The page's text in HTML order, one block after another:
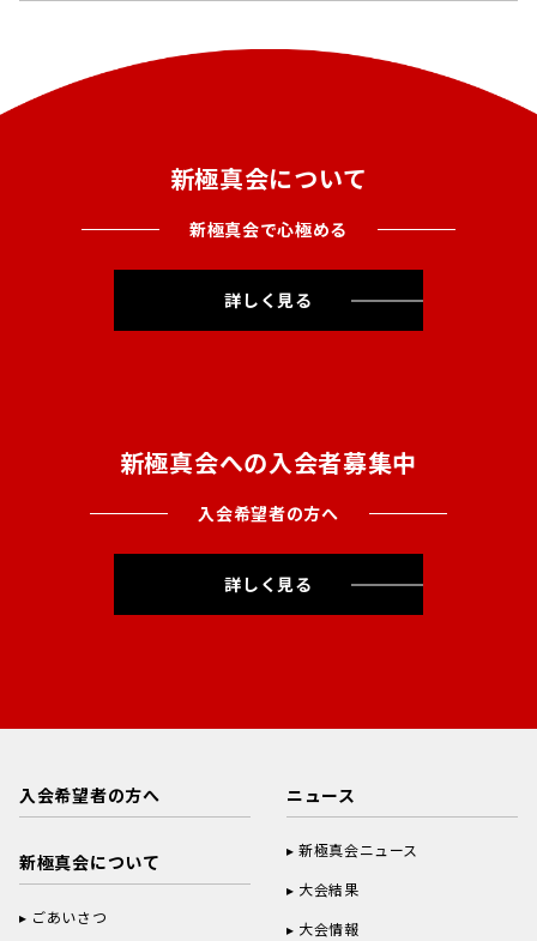
新極真会について
新極真会で心極める
詳しく見る
新極真会への入会者募集中
入会希望者の方へ
詳しく見る
入会希望者の方へ
新極真会について
ごあいさつ
ニュース
新極真会ニュース
大会結果
大会情報